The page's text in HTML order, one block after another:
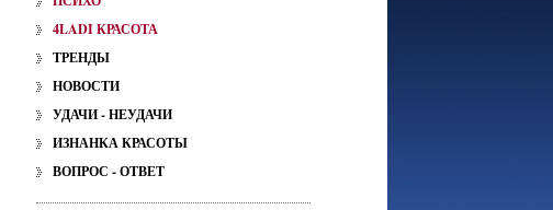
4LADI КРАСОТА
ТРЕНДЫ
НОВОСТИ
УДАЧИ - НЕУДАЧИ
ИЗНАНКА КРАСОТЫ
ВОПРОС - ОТВЕТ